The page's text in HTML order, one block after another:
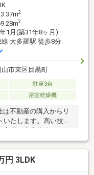
2
2
1月(築31年8ヶ月)
線 大多羅駅 徒歩8分
山市東区目黒町
駐車3台
浴室乾燥機
産の購入からリ
たします。高い技術
用とリノベ工事費用を
デリングでリフォーム
え・購入+リノベー
問い合わせは【086-
円 3LDK